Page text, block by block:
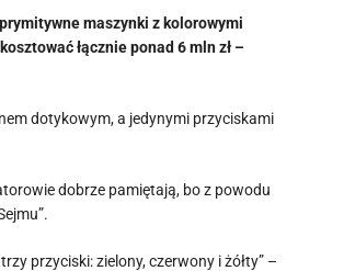
maszynki z kolorowymi
łącznie ponad 6 mln zł –
dotykowym, a jedynymi przyciskami
dobrze pamiętają, bo z powodu
przyciski: zielony, czerwony i żółty” –